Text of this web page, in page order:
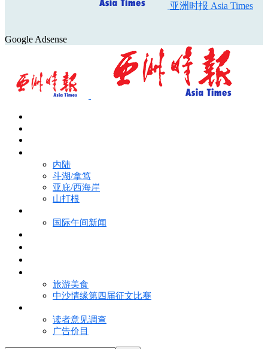
亚洲时报 Asia Times
Google Adsense
内陆
斗湖/拿笃
亚庇/西海岸
山打根
国际午间新闻
旅游美食
中沙情缘第四届征文比赛
读者意见调查
广告价目